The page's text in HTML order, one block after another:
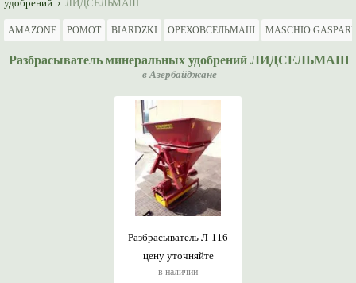
удобрений › ЛИДСЕЛЬМАШ
AMAZONE POMOT BIARDZKI ОРЕХОВСЕЛЬМАШ MASCHIO
Разбрасыватель минеральных удобрений ЛИДСЕЛЬМАШ
в Азербайджане
цену уточняйте
в наличии
Разбрасыватель Л-116